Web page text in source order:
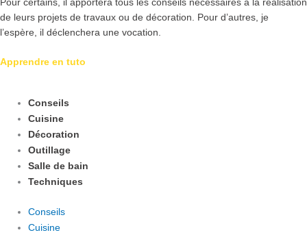
Pour certains, il apportera tous les conseils nécessaires à la réalisation
de leurs projets de travaux ou de décoration. Pour d’autres, je
l’espère, il déclenchera une vocation.
Apprendre en tuto
Conseils
Cuisine
Décoration
Outillage
Salle de bain
Techniques
Conseils
Cuisine